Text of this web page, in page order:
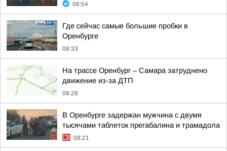
08:54
Где сейчас самые большие пробки в
Оренбурге
08:33
На трассе Оренбург – Самара затруднено
движение из-за ДТП
08:28
В Оренбурге задержан мужчина с двумя
тысячами таблеток прегабалина и трамадола
08:21